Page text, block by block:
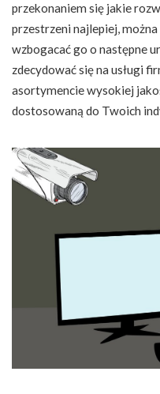
przekonaniem się jakie
przestrzeni najlepiej,
wzbogacać go o następne
zdecydować się na usługi
asortymencie wysokiej
dostosowaną do Twoich